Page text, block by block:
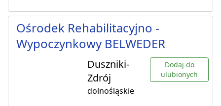
Ośrodek Rehabilitacyjno -
Wypoczynkowy BELWEDER
Duszniki-
Zdrój
dolnośląskie
Dodaj do
ulubionych